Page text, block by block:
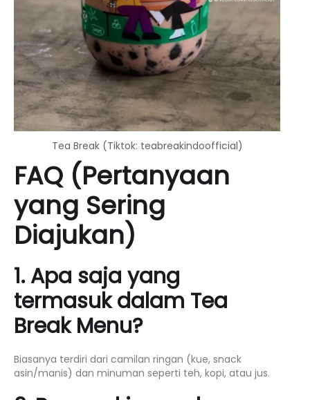
Tea Break (Tiktok: teabreakindoofficial)
FAQ (Pertanyaan
yang Sering
Diajukan)
1. Apa saja yang
termasuk dalam Tea
Break Menu?
Biasanya terdiri dari camilan ringan (kue, snack
asin/manis) dan minuman seperti teh, kopi, atau jus.